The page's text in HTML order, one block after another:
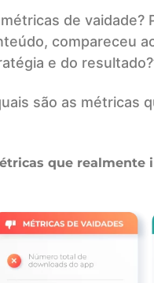
de vaidade?
compareceu
e do
são as métricas
que realmente